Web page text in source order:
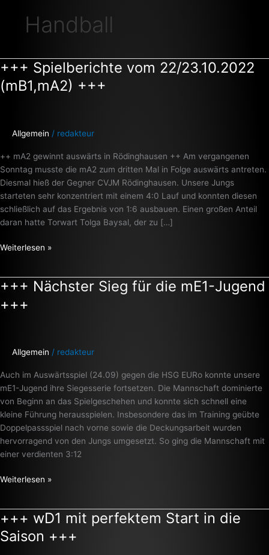
Handball
+++ Spielberichte vom 22/23.10.2022
(mB1,mA2) +++
Allgemein / redakteur
++ mA2 gewinnt auswärts in Rödinghausen ++ Am vergangenen
Sonntag musste die mA2 zum dritten Mal in Folge auswärts antreten.
Diesmal hieß der Gegner CVJM Rödinghausen. Unsere Jungs
starteten sehr konzentriert mit einem 4:0 Lauf und konnten diesen
schließlich auf das Ergebnis von 1:6 ausbauen. Einen großen Anteil
daran hatte Torwart Tolga Baysal, der zu […]
+++
Spielberichte
vom
+++
Weiterlesen »
+++ Nächster Sieg für die mE1-Jugend
+++
Allgemein / redakteur
Auch im Auswärtsspiel (24.09) gegen die HSG EURo konnte unsere
mE1-Jugend ihre Siegesserie fortsetzen. Die Mannschaft dominierte
von Beginn an das Spielgeschehen und konnte sich schnell eine
kleine Führung herausspielen. Insbesondere das im Training geübte
Doppelpassspiel nach vorne sowie die Deckungsarbeit wurden
hervorragend von den Jungs umgesetzt. So ging die Mannschaft mit
einer verdienten 3:12
+++
Sieg
mE1-
+++
Weiterlesen »
+++ wD1 mit perfektem Start in die
Saison +++
+++
wD1
mit